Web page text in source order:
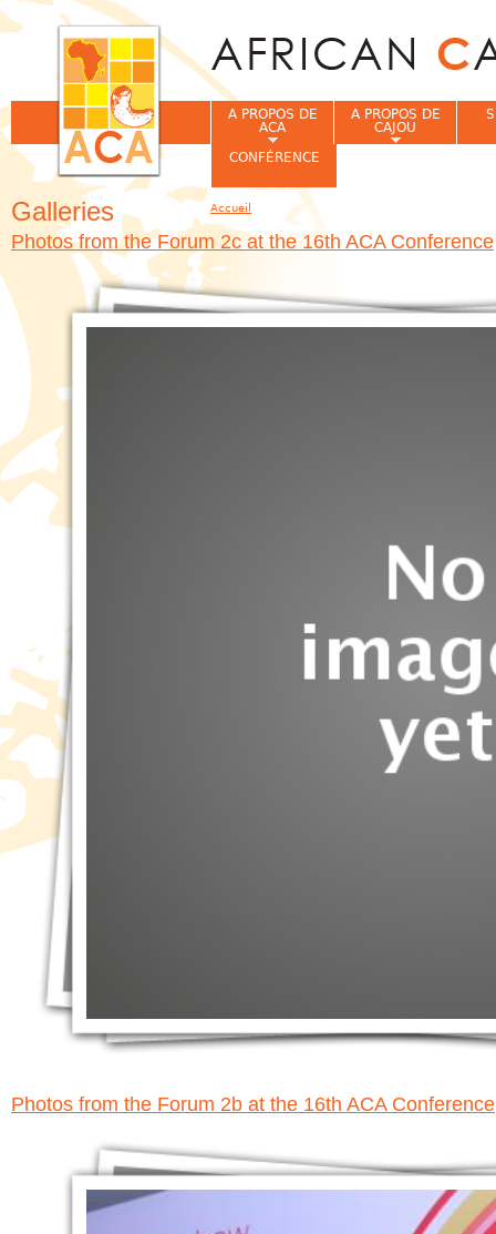
Galleries
Photos from the Forum 2c at the 16th ACA Conference
Photos from the Forum 2b at the 16th ACA Conference
A PROPOS DE
ACA
A PROPOS DE
CAJOU
CONFÉRENCE
Vous êtes ici
Accueil